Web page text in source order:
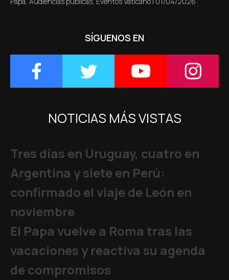
SÍGUENOS EN
NOTICIAS MÁS VISTAS
Tres días en Uruguay, cuatro en
Argentina y siete en Perú:
confirmado el viaje de León en
noviembre
El Papa vuelve a Roma tras las
vacaciones y reactiva su agenda
de compromisos